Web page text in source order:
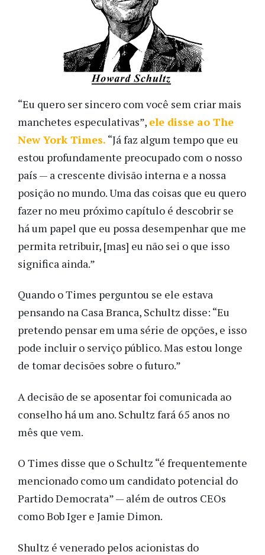
“Eu quero ser sincero com você sem criar mais
manchetes especulativas”, ele disse ao The
New York Times. “Já faz algum tempo que eu
estou profundamente preocupado com o nosso
país — a crescente divisão interna e a nossa
posição no mundo. Uma das coisas que eu quero
fazer no meu próximo capítulo é descobrir se
há um papel que eu possa desempenhar que me
permita retribuir, [mas] eu não sei o que isso
significa ainda.”
Quando o Times perguntou se ele estava
pensando na Casa Branca, Schultz disse: “Eu
pretendo pensar em uma série de opções, e isso
pode incluir o serviço público. Mas estou longe
de tomar decisões sobre o futuro.”
A decisão de se aposentar foi comunicada ao
conselho há um ano. Schultz fará 65 anos no
mês que vem.
O Times disse que o Schultz “é frequentemente
mencionado como um candidato potencial do
Partido Democrata” — além de outros CEOs
como Bob Iger e Jamie Dimon.
Shultz é venerado pelos acionistas do